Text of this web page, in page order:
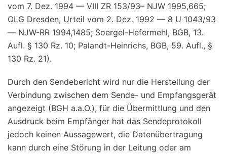
vom 7. Dez. 1994 — VIII ZR 153/93– NJW 1995,665;
OLG Dresden, Urteil vom 2. Dez. 1992 — 8 U 1043/93
— NJW-RR 1994,1485; Soergel-Hefermehl, BGB, 13.
Aufl. § 130 Rz. 10; Palandt-Heinrichs, BGB, 59. Aufl., §
130 Rz. 21).
Durch den Sendebericht wird nur die Herstellung der
Verbindung zwischen dem Sende- und Empfangsgerät
angezeigt (BGH a.a.O.), für die Übermittlung und den
Ausdruck beim Empfänger hat das Sendeprotokoll
jedoch keinen Aussagewert, die Datenübertragung
kann durch eine Störung in der Leitung oder am